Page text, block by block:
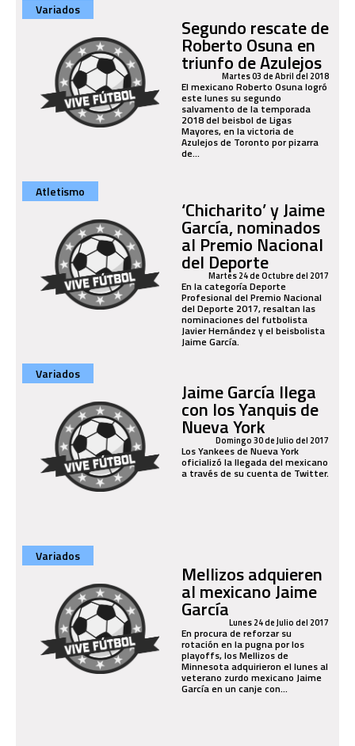
Variados
Segundo rescate de
Roberto Osuna en
triunfo de Azulejos
Martes 03 de Abril del 2018
El mexicano Roberto Osuna logró
este lunes su segundo
salvamento de la temporada
2018 del beisbol de Ligas
Mayores, en la victoria de
Azulejos de Toronto por pizarra
de...
Atletismo
‘Chicharito’ y Jaime
García, nominados
al Premio Nacional
del Deporte
Martes 24 de Octubre del 2017
En la categoría Deporte
Profesional del Premio Nacional
del Deporte 2017, resaltan las
nominaciones del futbolista
Javier Hernández y el beisbolista
Jaime García.
Variados
Jaime García llega
con los Yanquis de
Nueva York
Domingo 30 de Julio del 2017
Los Yankees de Nueva York
oficializó la llegada del mexicano
a través de su cuenta de Twitter.
Variados
Mellizos adquieren
al mexicano Jaime
GarcíaLunes 24 de Julio del 2017
En procura de reforzar su
rotación en la pugna por los
playoffs, los Mellizos de
Minnesota adquirieron el lunes al
veterano zurdo mexicano Jaime
García en un canje con...